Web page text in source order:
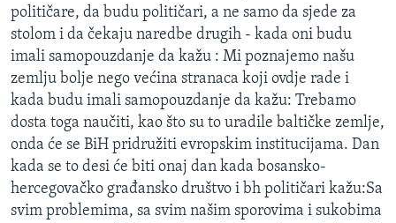
Learning English
PRATITE NAS
Jezici
političare, da budu političari, a ne samo da sjede za
stolom i da čekaju naredbe drugih - kada oni budu
imali samopouzdanje da kažu : Mi poznajemo našu
zemlju bolje nego većina stranaca koji ovdje rade i
kada budu imali samopouzdanje da kažu: Trebamo
dosta toga naučiti, kao što su to uradile baltičke zemlje,
onda će se BiH pridružiti evropskim institucijama. Dan
kada se to desi će biti onaj dan kada bosansko-
hercegovačko građansko društvo i bh političari kažu:Sa
svim problemima, sa svim našim sporovima i sukobima